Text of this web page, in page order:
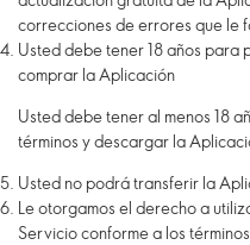
correcciones de errores que le
Usted debe tener 18 años para
comprar la Aplicación
Usted debe tener al menos 18
términos y descargar la
Usted no podrá transferir la
Le otorgamos el derecho a
Servicio conforme a los